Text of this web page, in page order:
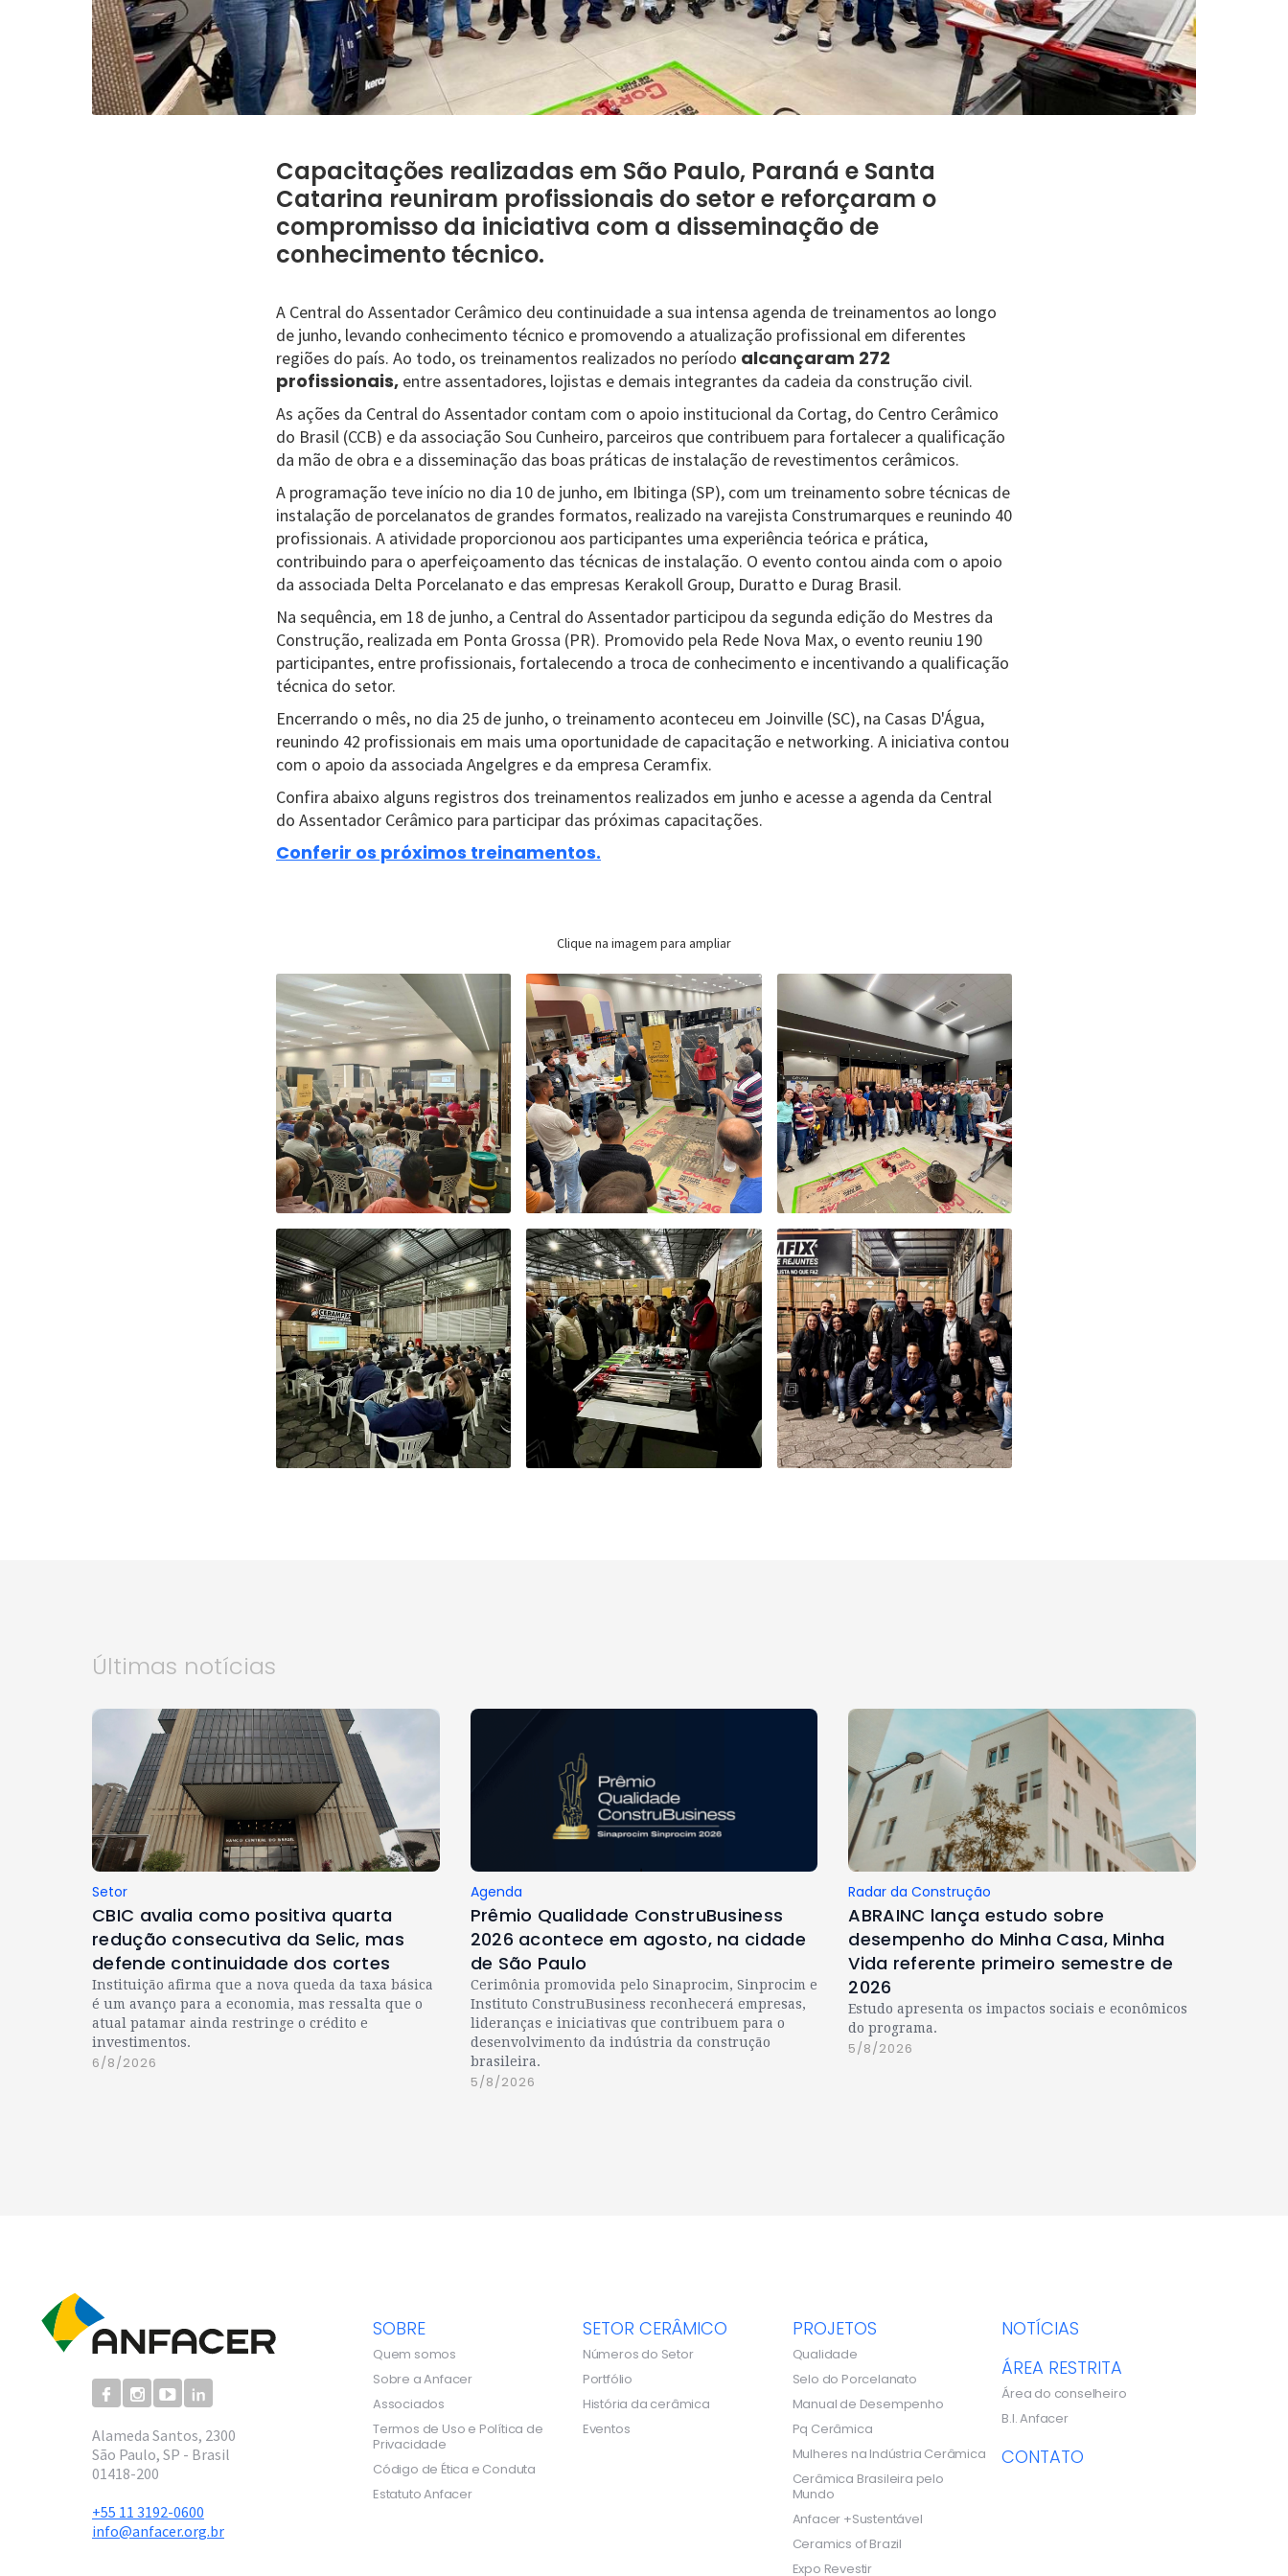
Capacitações realizadas em São Paulo, Paraná e Santa
Catarina reuniram profissionais do setor e reforçaram o
compromisso da iniciativa com a disseminação de
conhecimento técnico.
A Central do Assentador Cerâmico deu continuidade a sua intensa agenda de treinamentos ao longo
de junho, levando conhecimento técnico e promovendo a atualização profissional em diferentes
regiões do país. Ao todo, os treinamentos realizados no período alcançaram 272
profissionais, entre assentadores, lojistas e demais integrantes da cadeia da construção civil.
As ações da Central do Assentador contam com o apoio institucional da Cortag, do Centro Cerâmico
do Brasil (CCB) e da associação Sou Cunheiro, parceiros que contribuem para fortalecer a qualificação
da mão de obra e a disseminação das boas práticas de instalação de revestimentos cerâmicos.
A programação teve início no dia 10 de junho, em Ibitinga (SP), com um treinamento sobre técnicas de
instalação de porcelanatos de grandes formatos, realizado na varejista Construmarques e reunindo 40
profissionais. A atividade proporcionou aos participantes uma experiência teórica e prática,
contribuindo para o aperfeiçoamento das técnicas de instalação. O evento contou ainda com o apoio
da associada Delta Porcelanato e das empresas Kerakoll Group, Duratto e Durag Brasil.
Na sequência, em 18 de junho, a Central do Assentador participou da segunda edição do Mestres da
Construção, realizada em Ponta Grossa (PR). Promovido pela Rede Nova Max, o evento reuniu 190
participantes, entre profissionais, fortalecendo a troca de conhecimento e incentivando a qualificação
técnica do setor.
Encerrando o mês, no dia 25 de junho, o treinamento aconteceu em Joinville (SC), na Casas D'Água,
reunindo 42 profissionais em mais uma oportunidade de capacitação e networking. A iniciativa contou
com o apoio da associada Angelgres e da empresa Ceramfix.
Confira abaixo alguns registros dos treinamentos realizados em junho e acesse a agenda da Central
do Assentador Cerâmico para participar das próximas capacitações.
Conferir os próximos treinamentos.
Clique na imagem para ampliar
Últimas notícias
Setor
CBIC avalia como positiva quarta
redução consecutiva da Selic, mas
defende continuidade dos cortes
Instituição afirma que a nova queda da taxa básica
é um avanço para a economia, mas ressalta que o
atual patamar ainda restringe o crédito e
investimentos.
6/8/2026
Agenda
Prêmio Qualidade ConstruBusiness
2026 acontece em agosto, na cidade
de São Paulo
Cerimônia promovida pelo Sinaprocim, Sinprocim e
Instituto ConstruBusiness reconhecerá empresas,
lideranças e iniciativas que contribuem para o
desenvolvimento da indústria da construção
brasileira.
5/8/2026
Radar da Construção
ABRAINC lança estudo sobre
desempenho do Minha Casa, Minha
Vida referente primeiro semestre de
2026
Estudo apresenta os impactos sociais e econômicos
do programa.
5/8/2026
Alameda Santos, 2300
São Paulo, SP - Brasil
01418-200
+55 11 3192-0600
info@anfacer.org.br
SOBRE
Quem somos
Sobre a Anfacer
Associados
Termos de Uso e Política de
Privacidade
Código de Ética e Conduta
Estatuto Anfacer
SETOR CERÂMICO
Números do Setor
Portfólio
História da cerâmica
Eventos
PROJETOS
Qualidade
Selo do Porcelanato
Manual de Desempenho
Pq Cerâmica
Mulheres na Indústria Cerâmica
Cerâmica Brasileira pelo
Mundo
Anfacer +Sustentável
Ceramics of Brazil
Expo Revestir
NOTÍCIAS
ÁREA RESTRITA
Área do conselheiro
B.I. Anfacer
CONTATO